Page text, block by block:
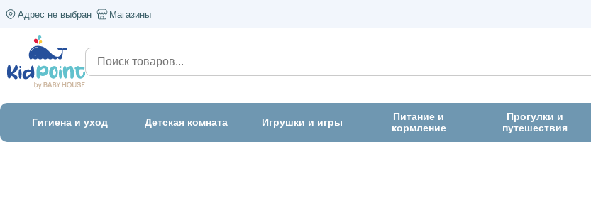
Адрес не выбран Магазины
Гигиена и уход Детская комната Игрушки и игры
Питание и
кормление
Прогулки и
путешествия